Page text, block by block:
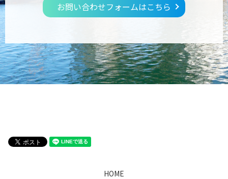
お問い合わせフォームはこちら
HOME